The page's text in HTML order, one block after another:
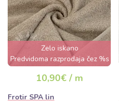
Zelo iskano
Predvidoma razprodaja čez %s
dan
10,90€ / m
Frotir SPA lin